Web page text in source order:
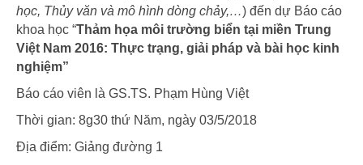
học, Thủy văn và mô hình dòng chảy,…) đến dự Báo cáo
khoa học “Thảm họa môi trường biển tại miền Trung
Việt Nam 2016: Thực trạng, giải pháp và bài học kinh
nghiệm”
Báo cáo viên là GS.TS. Phạm Hùng Việt
Thời gian: 8g30 thứ Năm, ngày 03/5/2018
Địa điểm: Giảng đường 1